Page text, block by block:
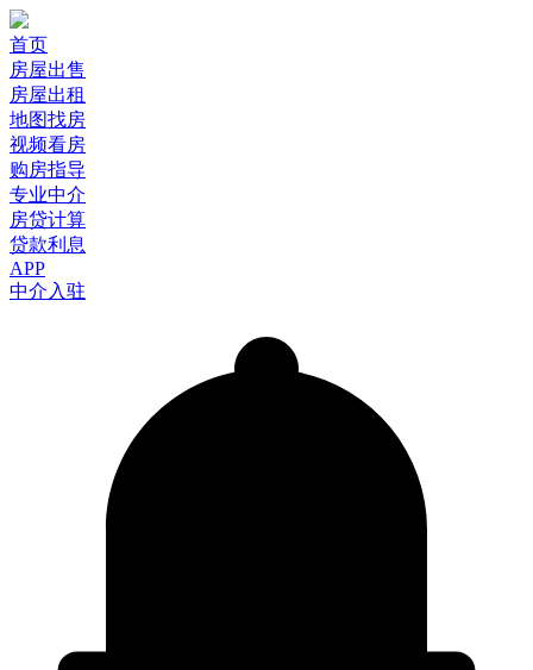
首页
房屋出售
房屋出租
地图找房
视频看房
购房指导
专业中介
房贷计算
贷款利息
APP
中介入驻